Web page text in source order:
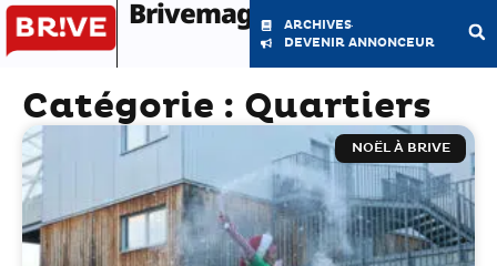
Brivemag'
ARCHIVES
DEVENIR ANNONCEUR
Catégorie : Quartiers
NOËL À BRIVE